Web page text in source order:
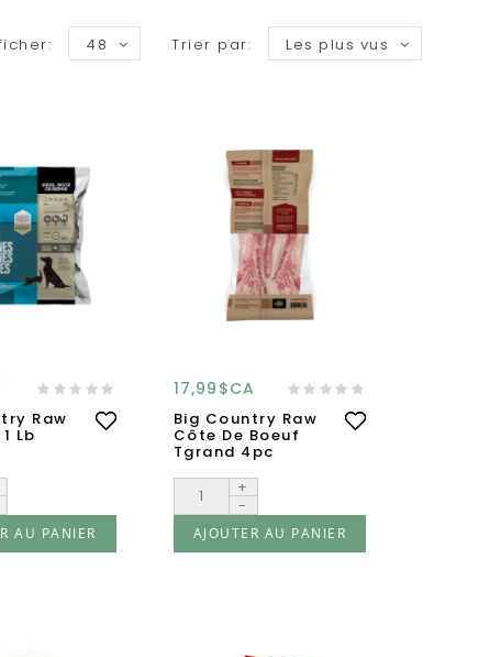
Trier par: Les plus vus
48
Raw
Lb
AU PANIER
17,99$CA
Big Country Raw
Côte De Boeuf
Tgrand 4pc
+
-
AJOUTER AU PANIER